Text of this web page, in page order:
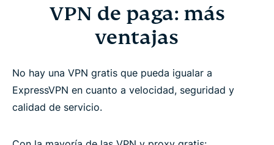
VPN de paga: más
ventajas
No hay una VPN gratis que pueda igualar a
ExpressVPN en cuanto a velocidad, seguridad y
calidad de servicio.